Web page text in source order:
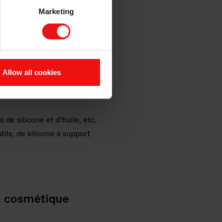
Marketing
Allow all cookies
sous les marques
de silicone et d’huile, etc.
de silicone à support
cosmétique